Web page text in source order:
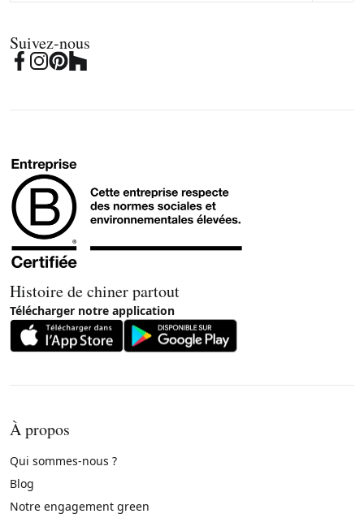
Suivez-nous
Histoire de chiner partout
Télécharger notre application
À propos
Qui sommes-nous ?
Blog
Notre engagement green